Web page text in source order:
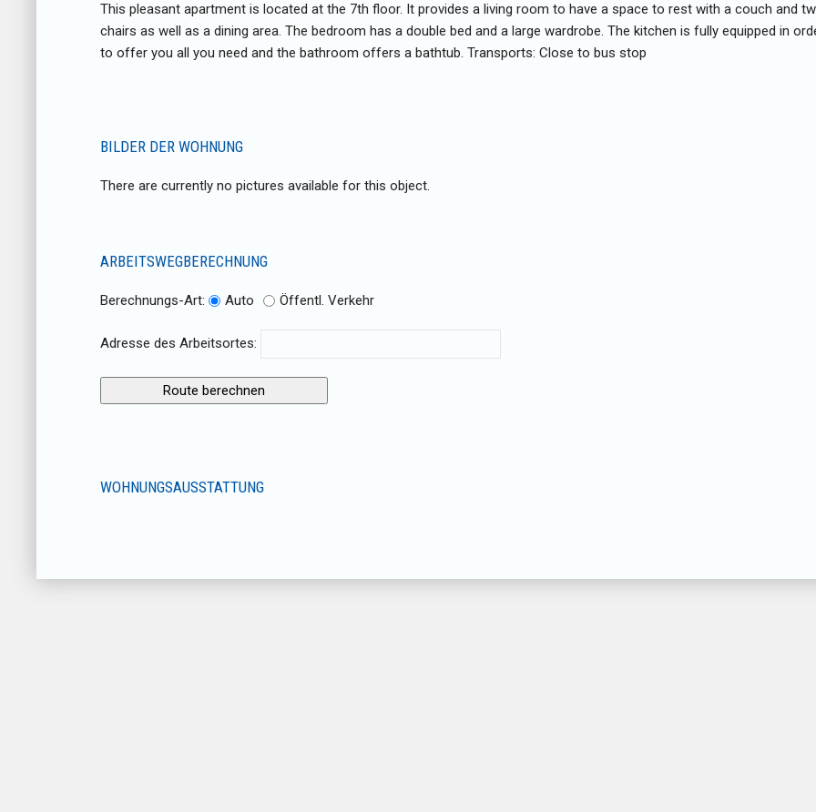
This pleasant apartment is located at the 7th floor. It provides a living room to have a space to rest with a couch and
chairs as well as a dining area. The bedroom has a double bed and a large wardrobe. The kitchen is fully equipped in
to offer you all you need and the bathroom offers a bathtub. Transports: Close to bus stop
BILDER DER WOHNUNG
There are currently no pictures available for this object.
ARBEITSWEGBERECHNUNG
Berechnungs-Art: Auto Öffentl. Verkehr
Adresse des Arbeitsortes:
WOHNUNGSAUSSTATTUNG